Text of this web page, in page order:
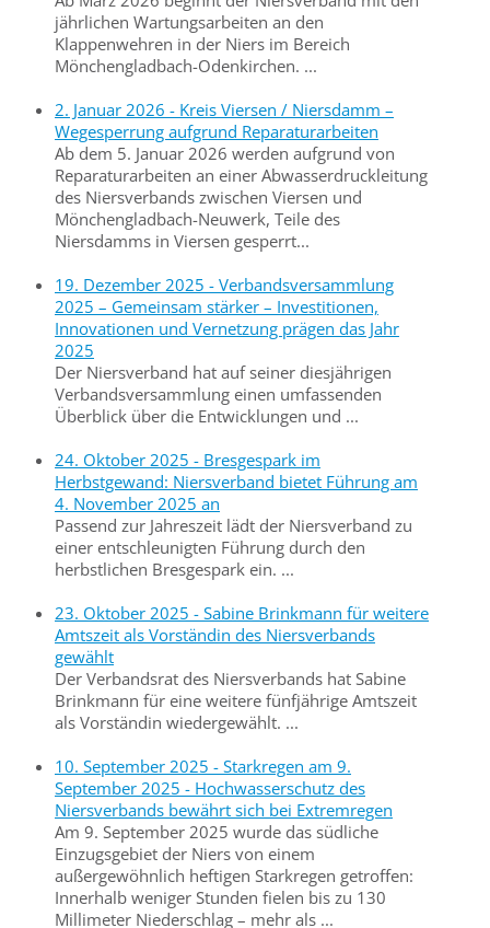
jährlichen Wartungsarbeiten an den
Klappenwehren in der Niers im Bereich
Mönchengladbach-Odenkirchen. ...
2. Januar 2026 - Kreis Viersen / Niersdamm –
Wegesperrung aufgrund Reparaturarbeiten
Ab dem 5. Januar 2026 werden aufgrund von
Reparaturarbeiten an einer Abwasserdruckleitung
des Niersverbands zwischen Viersen und
Mönchengladbach-Neuwerk, Teile des
Niersdamms in Viersen gesperrt...
19. Dezember 2025 - Verbandsversammlung
2025 – Gemeinsam stärker – Investitionen,
Innovationen und Vernetzung prägen das Jahr
2025
Der Niersverband hat auf seiner diesjährigen
Verbandsversammlung einen umfassenden
Überblick über die Entwicklungen und ...
24. Oktober 2025 - Bresgespark im
Herbstgewand: Niersverband bietet Führung am
4. November 2025 an
Passend zur Jahreszeit lädt der Niersverband zu
einer entschleunigten Führung durch den
herbstlichen Bresgespark ein. ...
23. Oktober 2025 - Sabine Brinkmann für weitere
Amtszeit als Vorständin des Niersverbands
gewählt
Der Verbandsrat des Niersverbands hat Sabine
Brinkmann für eine weitere fünfjährige Amtszeit
als Vorständin wiedergewählt. ...
10. September 2025 - Starkregen am 9.
September 2025 - Hochwasserschutz des
Niersverbands bewährt sich bei Extremregen
Am 9. September 2025 wurde das südliche
Einzugsgebiet der Niers von einem
außergewöhnlich heftigen Starkregen getroffen:
Innerhalb weniger Stunden fielen bis zu 130
Millimeter Niederschlag – mehr als ...